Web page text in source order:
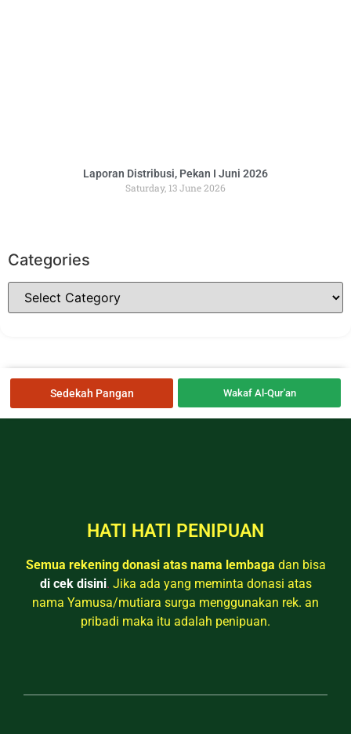
Laporan Distribusi, Pekan I Juni 2026
Saturday, 13 June 2026
Categories
Sedekah Pangan Wakaf Al-Qur'an
HATI HATI PENIPUAN
Semua rekening donasi atas nama lembaga dan bisa
di cek disini. Jika ada yang meminta donasi atas
nama Yamusa/mutiara surga menggunakan rek. an
pribadi maka itu adalah penipuan.